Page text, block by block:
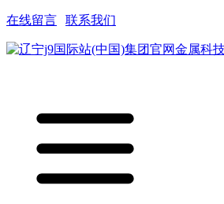
在线留言 联系我们